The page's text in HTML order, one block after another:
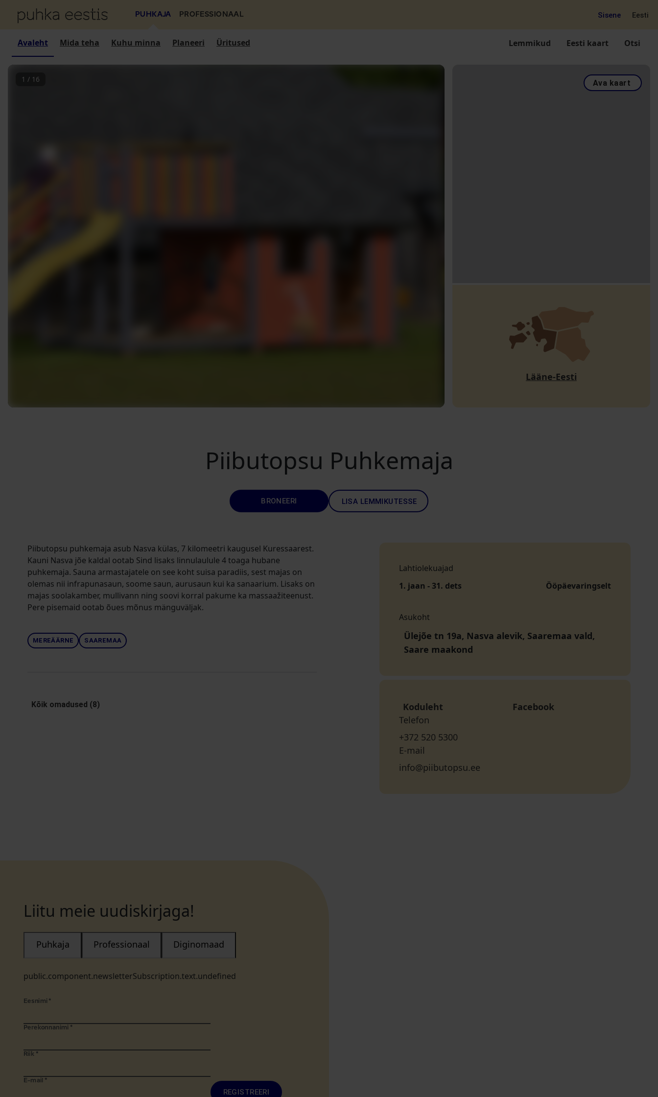
PUHKAJA PROFESSIONAAL Sisene Eesti
Avaleht Mida teha Kuhu minna Planeeri Üritused Lemmikud Eesti kaart Otsi
1 / 16 Ava kaart
Lääne-Eesti
Piibutopsu Puhkemaja
BRONEERI LISA LEMMIKUTESSE
Piibutopsu puhkemaja asub Nasva külas, 7 kilomeetri kaugusel Kuressaarest.
Kauni Nasva jõe kaldal ootab Sind lisaks linnulaulule 4 toaga hubane
puhkemaja. Sauna armastajatele on see koht suisa paradiis, sest majas on
olemas nii infrapunasaun, soome saun, aurusaun kui ka sanaarium. Lisaks on
majas soolakamber, mullivann ning soovi korral pakume ka massaažiteenust.
Pere pisemaid ootab õues mõnus mänguväljak.
MEREÄÄRNE SAAREMAA
Kõik omadused (8)
Lahtiolekuajad
1. jaan - 31. dets
Ööpäevaringselt
Asukoht
Ülejõe tn 19a, Nasva alevik, Saaremaa vald,
Saare maakond
Koduleht
Facebook
Telefon
+372 520 5300
E-mail
info@piibutopsu.ee
Liitu meie uudiskirjaga!
public.component.newsletterSubscription.text.undefined
Puhkaja Professionaal Diginomaad
Eesnimi *
Perekonnanimi *
Riik *
E-mail *
REGISTREERI